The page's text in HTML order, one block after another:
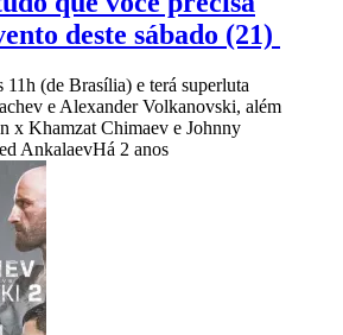
deste sábado (21)
11h (de Brasília) e terá superluta
e Alexander Volkanovski, além
x Khamzat Chimaev e Johnny
AnkalaevHá 2 anos